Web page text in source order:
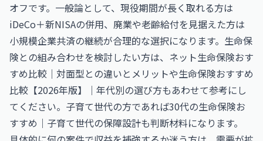
オフです。一般論として、現役期間が長く取れる方は
iDeCo＋新NISAの併用、廃業や老齢給付を見据えた方は
小規模企業共済の継続が合理的な選択になります。生命保
険との組み合わせを検討したい方は、 ネット生命保険おす
すめ比較｜対面型との違いとメリットや生命保険おすすめ
比較【2026年版】｜年代別の選び方もあわせて参考にし
てください。子育て世代の方であれば30代の生命保険お
すすめ｜子育て世代の保障設計も判断材料になります。